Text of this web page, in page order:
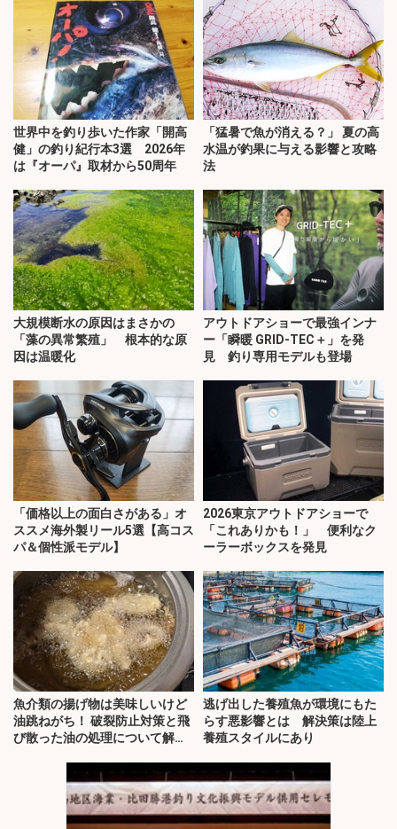
世界中を釣り歩いた作家「開高
健」の釣り紀行本3選 2026年
は『オーパ』取材から50周年
「猛暑で魚が消える？」 夏の高
水温が釣果に与える影響と攻略
法
大規模断水の原因はまさかの
「藻の異常繁殖」 根本的な原
因は温暖化
アウトドアショーで最強インナ
ー「瞬暖 GRID-TEC＋」を発
見 釣り専用モデルも登場
「価格以上の面白さがある」オ
ススメ海外製リール5選【高コス
パ＆個性派モデル】
2026東京アウトドアショーで
「これありかも！」 便利なク
ーラーボックスを発見
魚介類の揚げ物は美味しいけど
油跳ねがち！ 破裂防止対策と飛
び散った油の処理について解
逃げ出した養殖魚が環境にもた
らす悪影響とは 解決策は陸上
養殖スタイルにあり